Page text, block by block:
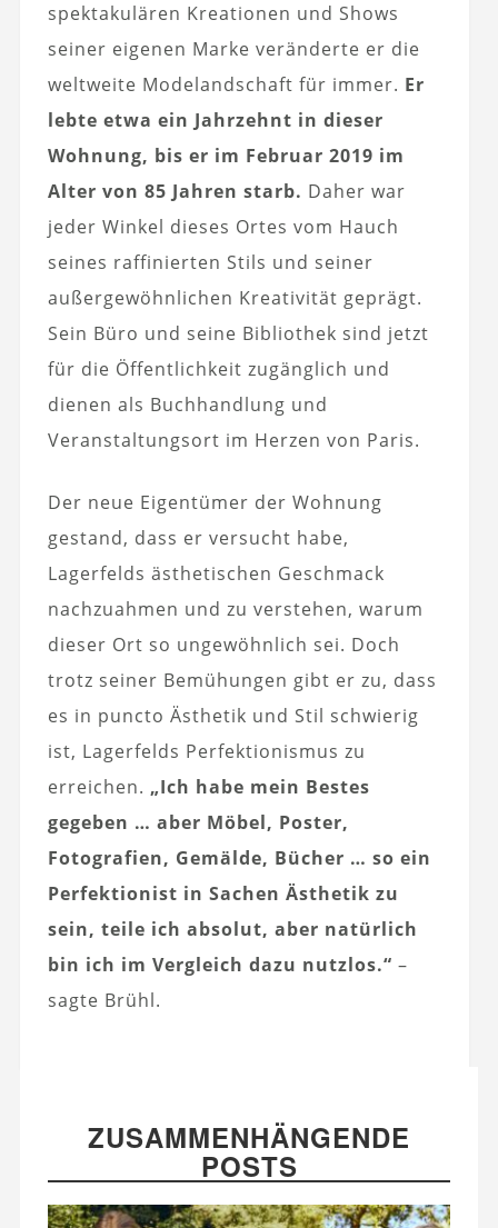
spektakulären Kreationen und Shows
seiner eigenen Marke veränderte er die
weltweite Modelandschaft für immer. Er
lebte etwa ein Jahrzehnt in dieser
Wohnung, bis er im Februar 2019 im
Alter von 85 Jahren starb. Daher war
jeder Winkel dieses Ortes vom Hauch
seines raffinierten Stils und seiner
außergewöhnlichen Kreativität geprägt.
Sein Büro und seine Bibliothek sind jetzt
für die Öffentlichkeit zugänglich und
dienen als Buchhandlung und
Veranstaltungsort im Herzen von Paris.
Der neue Eigentümer der Wohnung
gestand, dass er versucht habe,
Lagerfelds ästhetischen Geschmack
nachzuahmen und zu verstehen, warum
dieser Ort so ungewöhnlich sei. Doch
trotz seiner Bemühungen gibt er zu, dass
es in puncto Ästhetik und Stil schwierig
ist, Lagerfelds Perfektionismus zu
erreichen. „Ich habe mein Bestes
gegeben … aber Möbel, Poster,
Fotografien, Gemälde, Bücher … so ein
Perfektionist in Sachen Ästhetik zu
sein, teile ich absolut, aber natürlich
bin ich im Vergleich dazu nutzlos.“ –
sagte Brühl.
ZUSAMMENHÄNGENDE
POSTS